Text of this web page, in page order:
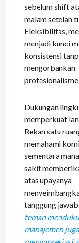
sebelum shift
malam setelah
Fleksibilitas,
menjadi kunci
konsistensi
mengorbankan
profesionalisme.
Dukungan
memperkuat
Rekan satu
memahami
sementara
sakit
atas upayanya
tanggung jawab.
teman
manajemen juga